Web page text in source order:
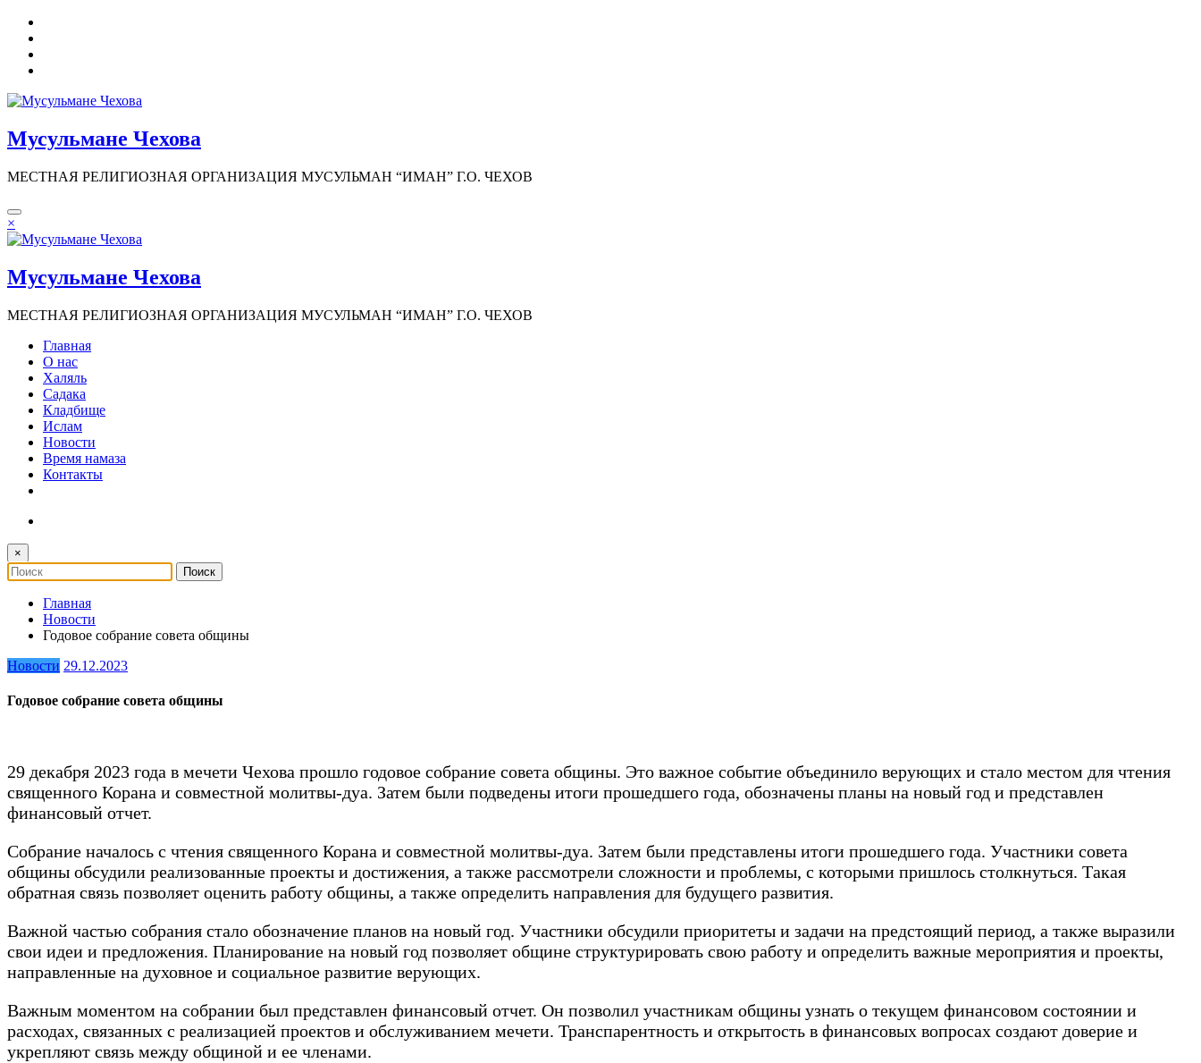
Перейти
содержимому
Мусульмане Чехова
МЕСТНАЯ РЕЛИГИОЗНАЯ ОРГАНИЗАЦИЯ МУСУЛЬМАН “ИМАН” Г.О. ЧЕХОВ
×
Мусульмане Чехова
МЕСТНАЯ РЕЛИГИОЗНАЯ ОРГАНИЗАЦИЯ МУСУЛЬМАН “ИМАН” Г.О. ЧЕХОВ
Главная
О нас
Халяль
Садака
Кладбище
Ислам
Новости
Время намаза
Контакты
×
Главная
Новости
Годовое собрание совета общины
Новости 29.12.2023
Годовое собрание совета общины
29 декабря 2023 года в мечети Чехова прошло годовое собрание совета общины. Это важное событие объединило верующих и стало местом для чтения
священного Корана и совместной молитвы-дуа. Затем были подведены итоги прошедшего года, обозначены планы на новый год и представлен
финансовый отчет.
Собрание началось с чтения священного Корана и совместной молитвы-дуа. Затем были представлены итоги прошедшего года. Участники совета
общины обсудили реализованные проекты и достижения, а также рассмотрели сложности и проблемы, с которыми пришлось столкнуться. Такая
обратная связь позволяет оценить работу общины, а также определить направления для будущего развития.
Важной частью собрания стало обозначение планов на новый год. Участники обсудили приоритеты и задачи на предстоящий период, а также выразили
свои идеи и предложения. Планирование на новый год позволяет общине структурировать свою работу и определить важные мероприятия и проекты,
направленные на духовное и социальное развитие верующих.
Важным моментом на собрании был представлен финансовый отчет. Он позволил участникам общины узнать о текущем финансовом состоянии и
расходах, связанных с реализацией проектов и обслуживанием мечети. Транспарентность и открытость в финансовых вопросах создают доверие и
укрепляют связь между общиной и ее членами.